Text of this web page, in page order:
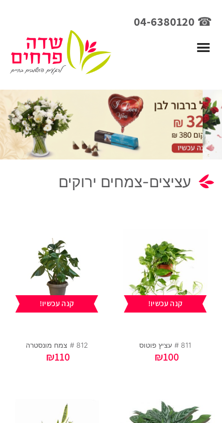
☎ 04-6380120
עציצים-צמחים ירוקים
811 # עציץ פוטוס
₪100
קנה עכשיו!
812 # צמח מונסטרה
₪110
קנה עכשיו!